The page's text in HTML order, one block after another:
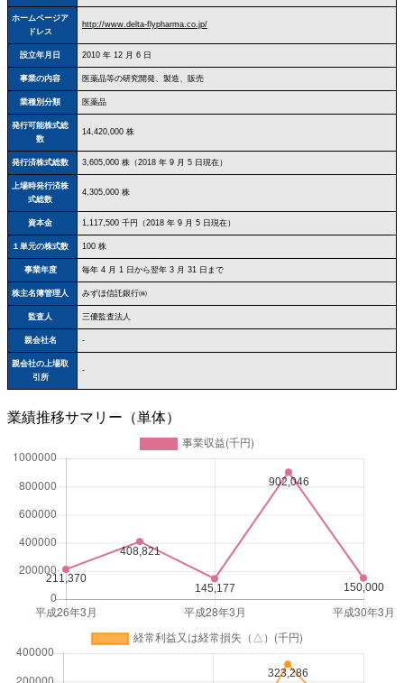
ホームページア
ドレス
http://www.delta-flypharma.co.jp/
設立年月日 2010 年 12 月 6 日
事業の内容 医薬品等の研究開発、製造、販売
業種別分類 医薬品
発行可能株式総
数
14,420,000 株
発行済株式総数 3,605,000 株（2018 年 9 月 5 日現在）
上場時発行済株
式総数
4,305,000 株
資本金 1,117,500 千円（2018 年 9 月 5 日現在）
１単元の株式数 100 株
事業年度 毎年 4 月 1 日から翌年 3 月 31 日まで
株主名簿管理人 みずほ信託銀行㈱
監査人 三優監査法人
親会社名 -
親会社の上場取
引所
-
業績推移サマリー（単体）